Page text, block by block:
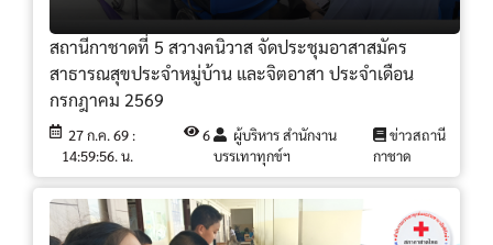
สถานีกาชาดที่ 5 สวางคนิวาส จัดประชุมอาสาสมัคร
สาธารณสุขประจำหมู่บ้าน และจิตอาสา ประจำเดือน
กรกฎาคม 2569
27 ก.ค. 69 :
14:59:56. น.
6
ผู้บริหาร สำนักงาน
บรรเทาทุกข์ฯ
ข่าวสถานี
กาชาด